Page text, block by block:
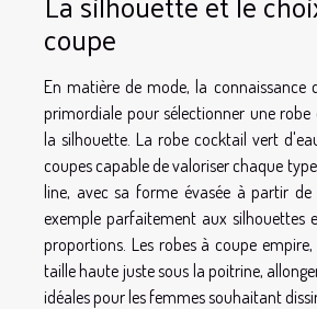
coupe
En matière de mode, la connaissance
primordiale pour sélectionner une robe
la silhouette. La robe cocktail vert
coupes capable de valoriser chaque
line, avec sa forme évasée à partir
exemple parfaitement aux silhouettes
proportions. Les robes à coupe
taille haute juste sous la poitrine,
idéales pour les femmes souhaitant